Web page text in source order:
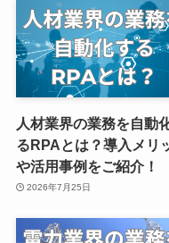
人材業界の業務を自動
るRPAとは？導入メリ
や活用事例をご紹介！
2026年7月25日